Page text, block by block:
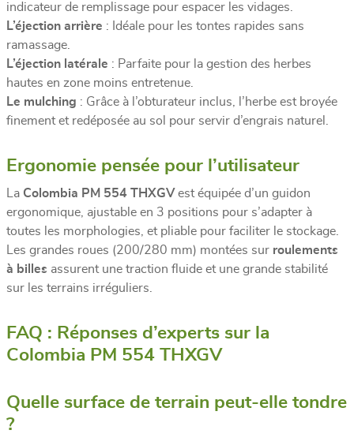
indicateur de remplissage pour espacer les vidages.
L’éjection arrière : Idéale pour les tontes rapides sans
ramassage.
L’éjection latérale : Parfaite pour la gestion des herbes
hautes en zone moins entretenue.
Le mulching : Grâce à l’obturateur inclus, l’herbe est broyée
finement et redéposée au sol pour servir d’engrais naturel.
Ergonomie pensée pour l’utilisateur
La Colombia PM 554 THXGV est équipée d’un guidon
ergonomique, ajustable en 3 positions pour s’adapter à
toutes les morphologies, et pliable pour faciliter le stockage.
Les grandes roues (200/280 mm) montées sur roulements
à billes assurent une traction fluide et une grande stabilité
sur les terrains irréguliers.
FAQ : Réponses d’experts sur la
Colombia PM 554 THXGV
Quelle surface de terrain peut-elle tondre
?